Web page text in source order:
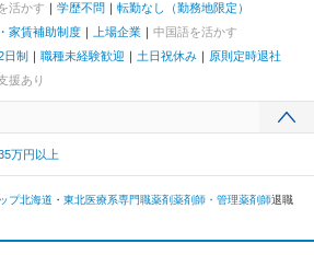
活かす 学歴不問
転勤なし（勤務地限定）
家賃補助制度 上場企業
中国語を活かす
日制 職種未経験歓迎 土日祝休み
原則定時退社
援あり
万円以上
プ北海道 東北医療系専門職薬剤薬剤師・管理薬剤師退職